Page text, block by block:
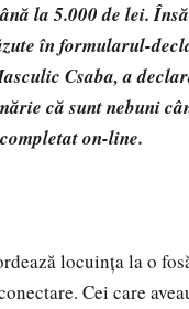
la 5.000 de lei.
în formularul-
Csaba, a
că sunt nebuni
on-line.
locuința la o
Cei care